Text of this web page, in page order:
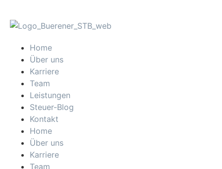
Home
Über uns
Karriere
Team
Leistungen
Steuer-Blog
Kontakt
Home
Über uns
Karriere
Team